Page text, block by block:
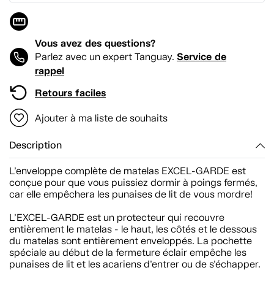
Vous avez des questions?
Parlez avec un expert Tanguay. Service de
rappel
Retours faciles
Ajouter à ma liste de souhaits
Description
L’enveloppe complète de matelas EXCEL-GARDE est
conçue pour que vous puissiez dormir à poings fermés,
car elle empêchera les punaises de lit de vous mordre!
L’EXCEL-GARDE est un protecteur qui recouvre
entièrement le matelas - le haut, les côtés et le dessous
du matelas sont entièrement enveloppés. La pochette
spéciale au début de la fermeture éclair empêche les
punaises de lit et les acariens d’entrer ou de s’échapper.